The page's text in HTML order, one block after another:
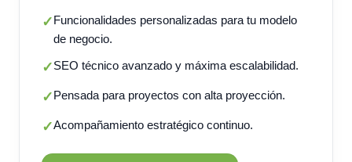
✓Funcionalidades personalizadas para tu modelo
de negocio.
✓SEO técnico avanzado y máxima escalabilidad.
✓Pensada para proyectos con alta proyección.
✓Acompañamiento estratégico continuo.